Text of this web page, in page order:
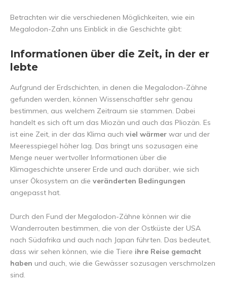
Betrachten wir die verschiedenen Möglichkeiten, wie ein
Megalodon-Zahn uns Einblick in die Geschichte gibt:
Informationen über die Zeit, in der er
lebte
Aufgrund der Erdschichten, in denen die Megalodon-Zähne
gefunden werden, können Wissenschaftler sehr genau
bestimmen, aus welchem Zeitraum sie stammen. Dabei
handelt es sich oft um das Miozän und auch das Pliozän. Es
ist eine Zeit, in der das Klima auch viel wärmer war und der
Meeresspiegel höher lag. Das bringt uns sozusagen eine
Menge neuer wertvoller Informationen über die
Klimageschichte unserer Erde und auch darüber, wie sich
unser Ökosystem an die veränderten Bedingungen
angepasst hat.
Durch den Fund der Megalodon-Zähne können wir die
Wanderrouten bestimmen, die von der Ostküste der USA
nach Südafrika und auch nach Japan führten. Das bedeutet,
dass wir sehen können, wie die Tiere ihre Reise gemacht
haben und auch, wie die Gewässer sozusagen verschmolzen
sind.